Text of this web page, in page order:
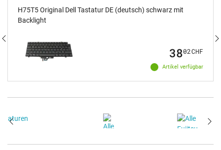
H75T5 Original Dell Tastatur DE (deutsch) schwarz mit
Backlight
Artikel verfügbar
3802CHF